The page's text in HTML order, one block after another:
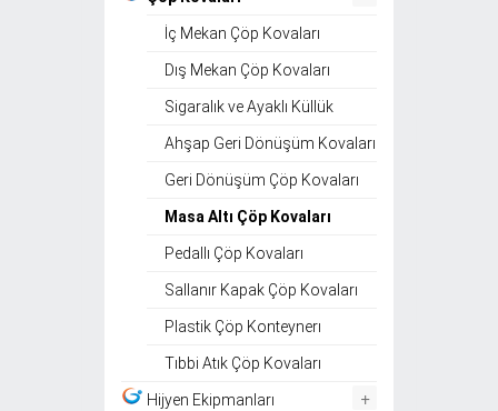
İç Mekan Çöp Kovaları
Dış Mekan Çöp Kovaları
Sigaralık ve Ayaklı Küllük
Ahşap Geri Dönüşüm Kovaları
Geri Dönüşüm Çöp Kovaları
Masa Altı Çöp Kovaları
Pedallı Çöp Kovaları
Sallanır Kapak Çöp Kovaları
Plastik Çöp Konteynerı
Tıbbi Atık Çöp Kovaları
Hijyen Ekipmanları +